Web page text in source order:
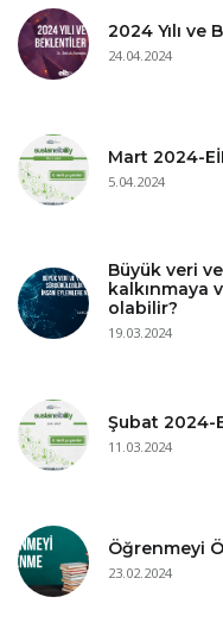
2024 Yılı ve
24.04.2024
Mart 2024-
5.04.2024
Büyük veri
kalkınmaya
olabilir?
19.03.2024
Şubat 2024-
11.03.2024
Öğrenmeyi
23.02.2024